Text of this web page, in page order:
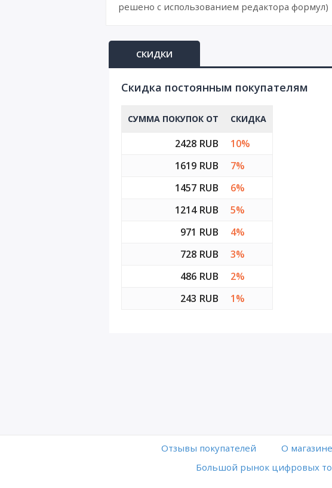
решено с использованием редактора формул)
СКИДКИ
Cкидка постоянным покупателям
СУММА ПОКУПОК ОТ СКИДКА
2428 RUB
10%
1619 RUB
7%
1457 RUB
6%
1214 RUB
5%
971 RUB
4%
728 RUB
3%
486 RUB
2%
243 RUB
1%
Отзывы покупателей O магазине
Большой рынок цифровых